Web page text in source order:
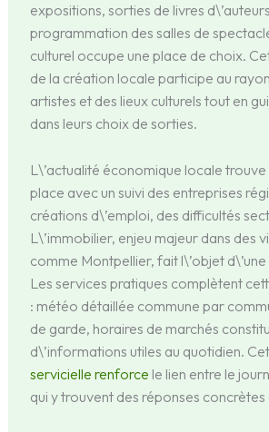
expositions, sorties de livres
programmation des salles de
culturel occupe une place de choix.
de la création locale participe au
artistes et des lieux culturels tout en
dans leurs choix de sorties.
L\’actualité économique locale
place avec un suivi des entreprises
créations d\’emploi, des difficultés
L\’immobilier, enjeu majeur dans des
comme Montpellier, fait l\’objet
Les services pratiques complètent
: météo détaillée commune par
de garde, horaires de marchés
d\’informations utiles au quotidien.
servicielle renforce le lien entre le
qui y trouvent des réponses concrètes